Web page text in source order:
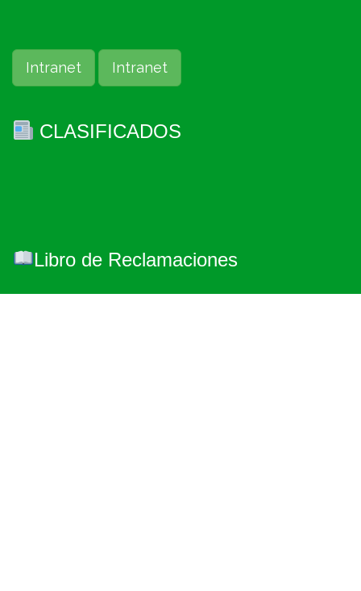
Intranet Intranet
CLASIFICADOS
Libro de Reclamaciones